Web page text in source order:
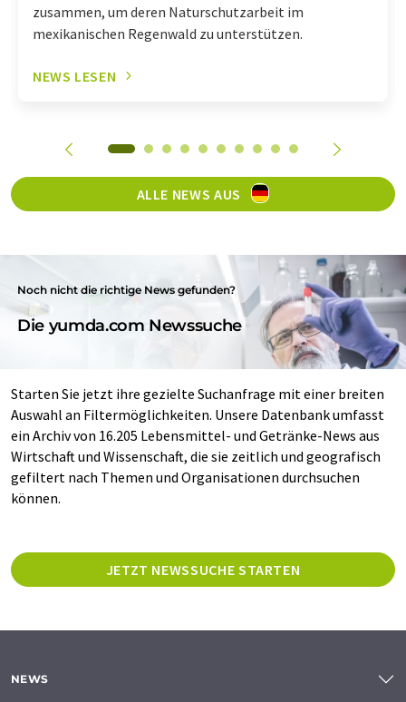
zusammen, um deren Naturschutzarbeit im
mexikanischen Regenwald zu unterstützen.
NEWS LESEN
ALLE NEWS AUS
Noch nicht die richtige News gefunden?
Die yumda.com Newssuche
Starten Sie jetzt ihre gezielte Suchanfrage mit einer breiten
Auswahl an Filtermöglichkeiten. Unsere Datenbank umfasst
ein Archiv von 16.205 Lebensmittel- und Getränke-News aus
Wirtschaft und Wissenschaft, die sie zeitlich und geografisch
gefiltert nach Themen und Organisationen durchsuchen
können.
JETZT NEWSSUCHE STARTEN
NEWS